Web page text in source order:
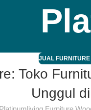
JUAL
Toko
Unggul